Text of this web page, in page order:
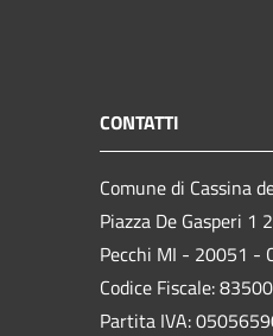
CONTATTI
Comune di Cassina
Piazza De Gasperi 1
Pecchi MI - 20051 -
Codice Fiscale:
Partita IVA: